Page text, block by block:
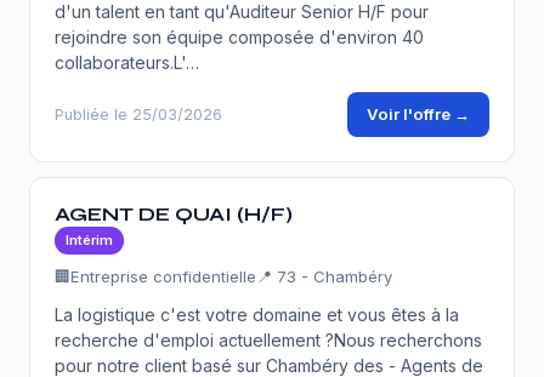
d'un talent en tant qu'Auditeur Senior H/F pour
rejoindre son équipe composée d'environ 40
collaborateurs.L'…
Publiée le 25/03/2026 Voir l'offre →
AGENT DE QUAI (H/F)
Intérim
🏢Entreprise confidentielle 📍 73 - Chambéry
La logistique c'est votre domaine et vous êtes à la
recherche d'emploi actuellement ?Nous recherchons
pour notre client basé sur Chambéry des - Agents de